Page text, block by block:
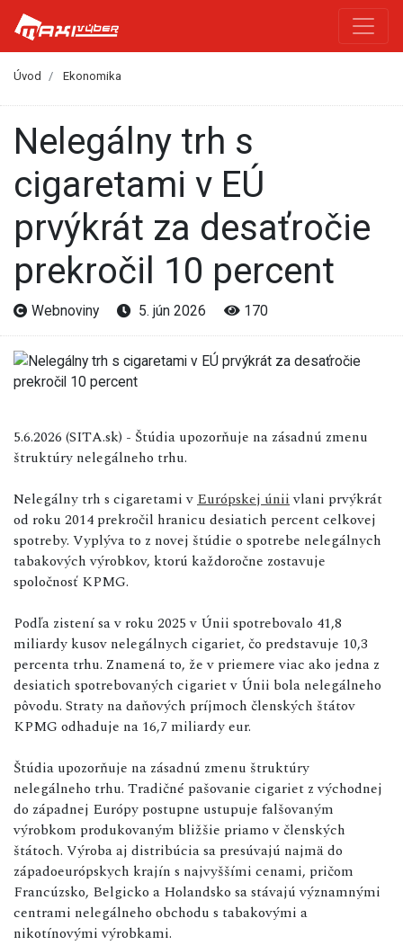
Úvod Ekonomika
Nelegálny trh s
cigaretami v EÚ
prvýkrát za desaťročie
prekročil 10 percent
Webnoviny 5. jún 2026 170
5.6.2026 (SITA.sk) - Štúdia upozorňuje na zásadnú zmenu
štruktúry nelegálneho trhu.
Nelegálny trh s cigaretami v Európskej úniivlani prvýkrát
od roku 2014 prekročil hranicu desiatich percent celkovej
spotreby. Vyplýva to z novej štúdie o spotrebe nelegálnych
tabakových výrobkov, ktorú každoročne zostavuje
spoločnosť KPMG.
Podľa zistení sa v roku 2025 v Únii spotrebovalo 41,8
miliardy kusov nelegálnych cigariet, čo predstavuje 10,3
percenta trhu. Znamená to, že v priemere viac ako jedna z
desiatich spotrebovaných cigariet v Únii bola nelegálneho
pôvodu. Straty na daňových príjmoch členských štátov
KPMG odhaduje na 16,7 miliardy eur.
Štúdia upozorňuje na zásadnú zmenu štruktúry
nelegálneho trhu. Tradičné pašovanie cigariet z východnej
do západnej Európy postupne ustupuje falšovaným
výrobkom produkovaným bližšie priamo v členských
štátoch. Výroba aj distribúcia sa presúvajú najmä do
západoeurópskych krajín s najvyššími cenami, pričom
Francúzsko, Belgicko a Holandsko sa stávajú významnými
centrami nelegálneho obchodu s tabakovými a
nikotínovými výrobkami.